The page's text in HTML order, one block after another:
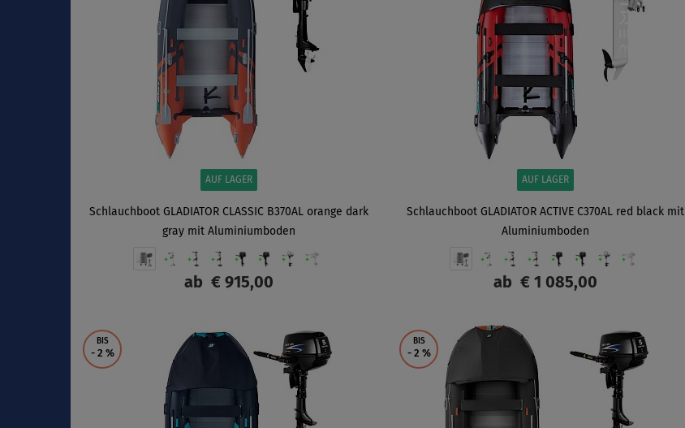
AUF LAGER
Schlauchboot GLADIATOR CLASSIC B370AL orange dark
gray mit Aluminiumboden
ab € 915,00
AUF LAGER
Schlauchboot GLADIATOR ACTIVE C370AL red black mit
Aluminiumboden
ab € 1 085,00
BIS
- 2 %
BIS
- 2 %